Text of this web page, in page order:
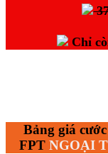
Chỉ
Bảng giá
FPT NGOẠI